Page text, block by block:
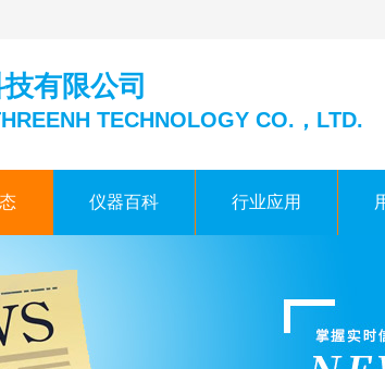
有限公司
TECHNOLOGY CO.，LTD.
仪器百科 行业应用